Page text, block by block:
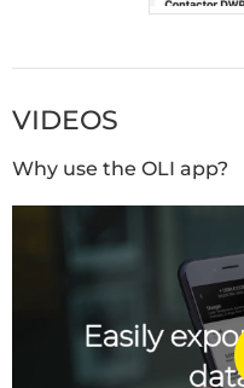
VIDEOS
Why use the OLI app?